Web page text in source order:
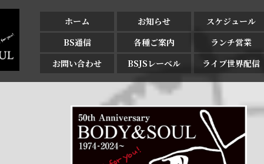
ホーム お知らせ スケジュール
BS通信
各種ご案内 ランチ営業
お問い合わせ
BSJSレーベル ライブ世界配信